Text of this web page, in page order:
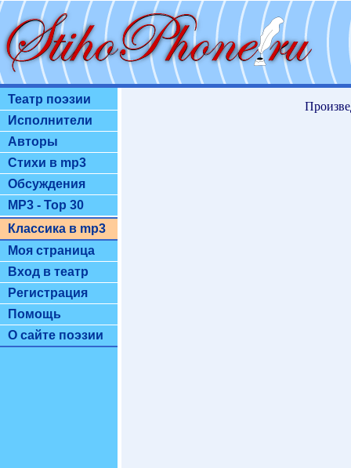
Театр поэзии
Исполнители
Авторы
Стихи в mp3
Обсуждения
MP3 - Top 30
Классика в mp3
Моя страница
Вход в театр
Регистрация
Помощь
О сайте поэзии